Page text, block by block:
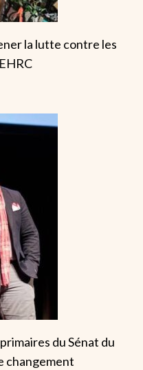
la lutte contre les
du Sénat du
changement